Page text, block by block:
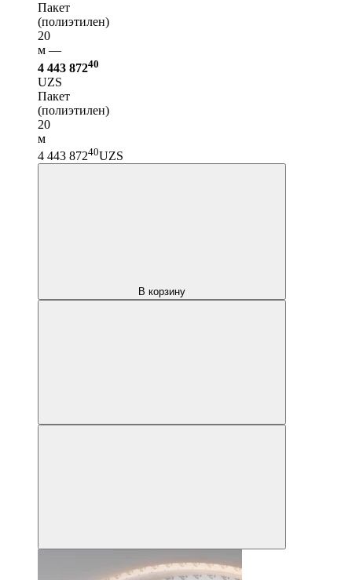
Пакет
(полиэтилен)
20
м —
4 443 87240
UZS
Пакет
(полиэтилен)
20
м
4 443 87240UZS
В корзину